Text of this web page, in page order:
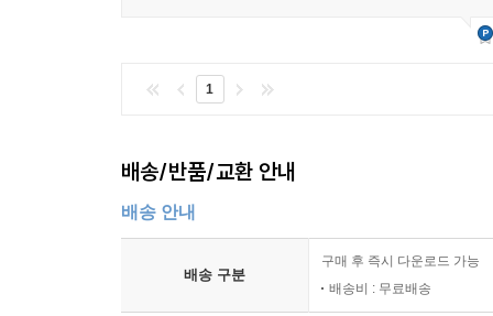
1
배송/반품/교환 안내
배송 안내
배송 구분
구매 후 즉시 다운로드 가능
배송비 : 무료배송